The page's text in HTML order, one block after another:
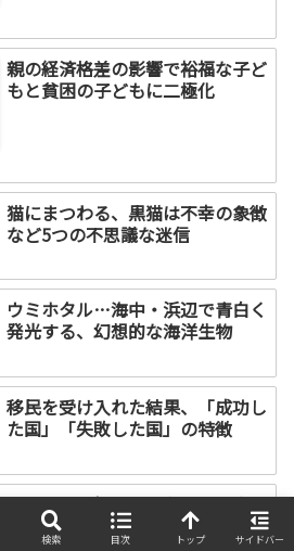
親の経済格差の影響で裕福な子ど
もと貧困の子どもに二極化
猫にまつわる、黒猫は不幸の象徴
など5つの不思議な迷信
ウミホタル…海中・浜辺で青白く
発光する、幻想的な海洋生物
移民を受け入れた結果、「成功し
た国」「失敗した国」の特徴
アメリカの社会に存在する、資産
や医療や人種など5つの格差
検索 目次 トップ サイドバー